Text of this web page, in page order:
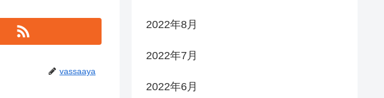
vassaaya
2022年8月
2022年7月
2022年6月